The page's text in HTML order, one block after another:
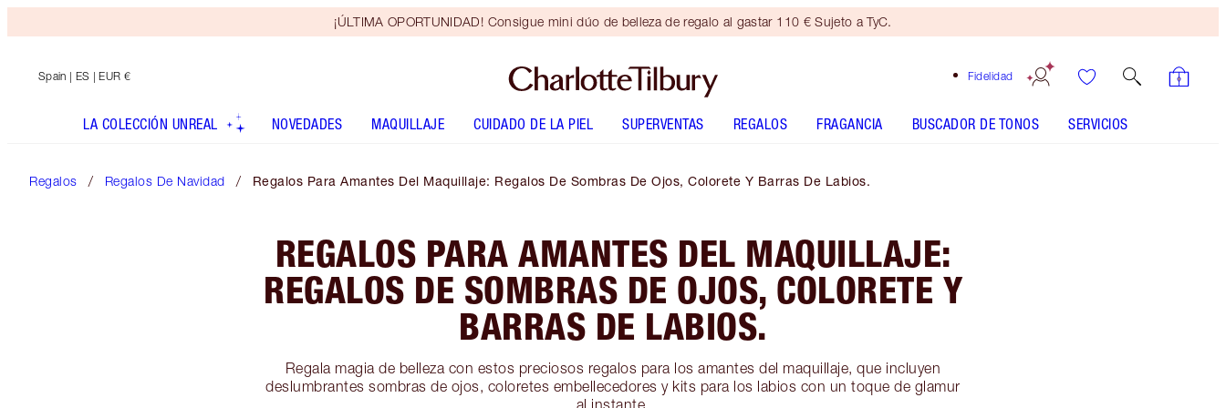
¡ÚLTIMA OPORTUNIDAD! Consigue mini dúo de belleza de regalo al gastar 110 € Sujeto a TyC.
Fidelidad
Spain | ES | EUR €
LA COLECCIÓN UNREAL NOVEDADES MAQUILLAJE CUIDADO DE LA PIEL SUPERVENTAS REGALOS FRAGANCIA BUSCADOR DE TONOS SERVICIOS
Regalos Regalos De Navidad Regalos Para Amantes Del Maquillaje: Regalos De Sombras De Ojos, Colorete Y Barras De Labios.
REGALOS PARA AMANTES DEL MAQUILLAJE:
REGALOS DE SOMBRAS DE OJOS, COLORETE Y
BARRAS DE LABIOS.
Regala magia de belleza con estos preciosos regalos para los amantes del maquillaje, que incluyen
deslumbrantes sombras de ojos, coloretes embellecedores y kits para los labios con un toque de glamur
al instante.